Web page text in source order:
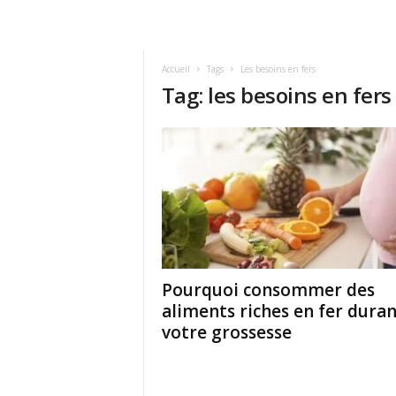
Accueil Tags Les besoins en fers
Tag: les besoins en fers
Pourquoi consommer des
aliments riches en fer
votre grossesse